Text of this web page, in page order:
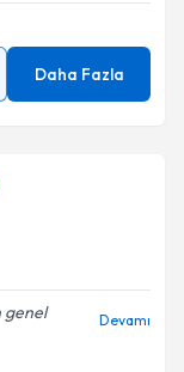
Daha Fazla
genel
Devamı